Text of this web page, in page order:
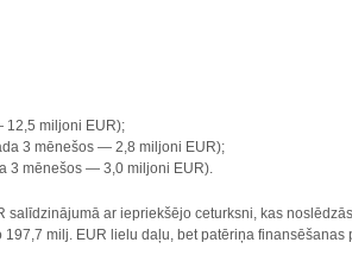
12,5 miljoni EUR);
3 mēnešos— 2,8 miljoni EUR);
3 mēnešos— 3,0 miljoni EUR).
ar iepriekšējo ceturksni, kas
milj. EUR lielu daļu, bet patēriņa